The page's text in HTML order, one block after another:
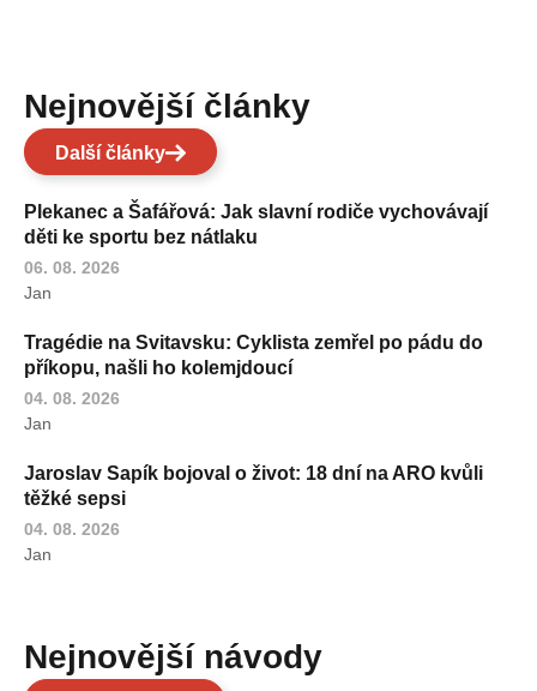
Nejnovější články
Další články
Plekanec a Šafářová: Jak slavní rodiče vychovávají
děti ke sportu bez nátlaku
06. 08. 2026
Jan
Tragédie na Svitavsku: Cyklista zemřel po pádu do
příkopu, našli ho kolemjdoucí
04. 08. 2026
Jan
Jaroslav Sapík bojoval o život: 18 dní na ARO kvůli
těžké sepsi
04. 08. 2026
Jan
Nejnovější návody